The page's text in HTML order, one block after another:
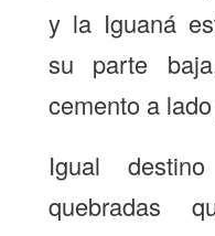
y la Iguaná
su parte
cemento a
Igual
quebradas